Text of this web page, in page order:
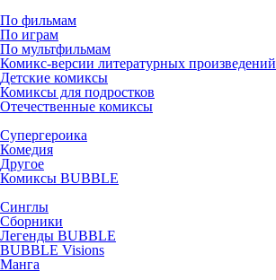
По фильмам
По играм
По мультфильмам
Комикс-версии литературных произведений
Детские комиксы
Комиксы для подростков
Отечественные комиксы
Супергероика
Комедия
Другое
Комиксы BUBBLE
Синглы
Сборники
Легенды BUBBLE
BUBBLE Visions
Манга